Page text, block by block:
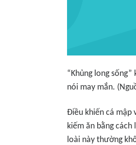
“Khủng long
nói may mắn.
Điều khiến cá mập
kiếm ăn bằng
loài này thường